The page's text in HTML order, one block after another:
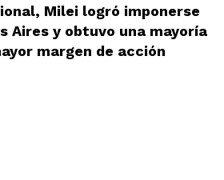
Milei logró imponerse
Aires y obtuvo una mayoría
margen de acción